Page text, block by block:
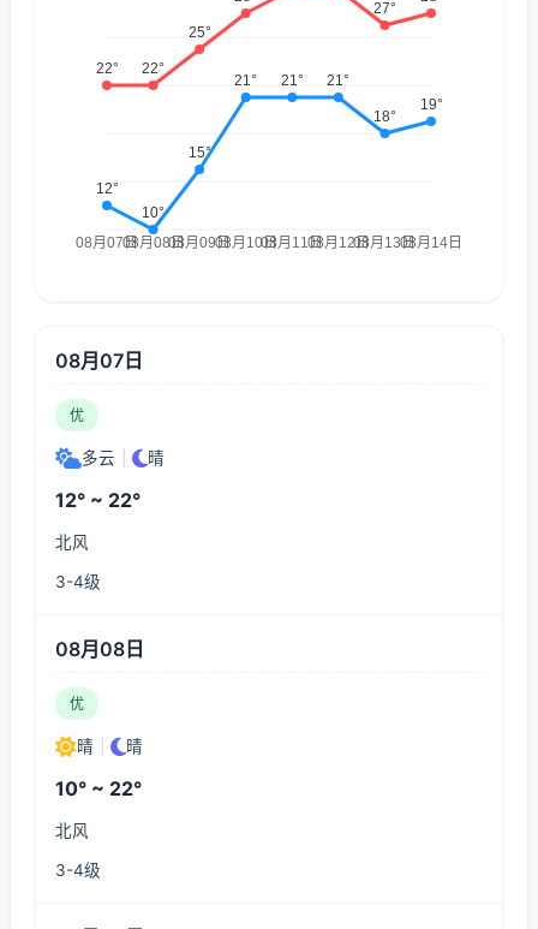
08月07日
优
多云 晴
12° ~ 22°
北风
3-4级
08月08日
优
晴 晴
10° ~ 22°
北风
3-4级